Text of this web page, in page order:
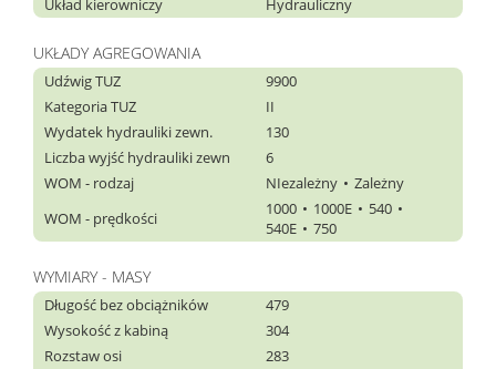
Układ kierowniczy Hydrauliczny
UKŁADY AGREGOWANIA
Udźwig TUZ
9900
Kategoria TUZ
II
Wydatek hydrauliki zewn.
130
Liczba wyjść hydrauliki zewn
6
WOM - rodzaj
NIezależny
Zależny
WOM - prędkości
1000 1000E
540
540E
750
WYMIARY - MASY
Długość bez obciążników
479
Wysokość z kabiną
304
Rozstaw osi
283